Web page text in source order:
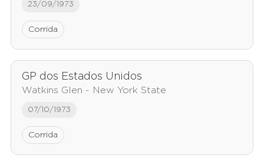
23/09/1973
Corrida
GP dos Estados Unidos
Watkins Glen - New York State
07/10/1973
Corrida